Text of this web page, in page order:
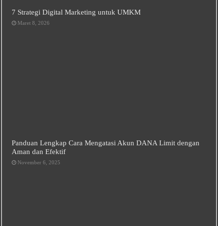
7 Strategi Digital Marketing untuk UMKM
Maret 8, 2026
Panduan Lengkap Cara Mengatasi Akun DANA Limit dengan
Aman dan Efektif
November 6, 2025